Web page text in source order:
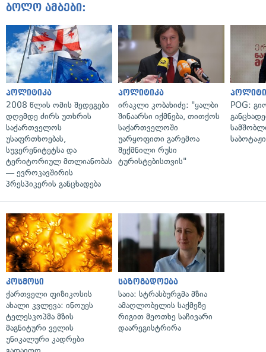
ბოლო ამბები:
პოლიტიკა
2008 წლის ომის შედეგები
დღემდე ძირს უთხრის
საქართველოს
უსაფრთხოებას,
სუვერენიტეტსა და
ტერიტორიულ მთლიანობას
— ევროკავშირის
პრესპიკერის განცხადება
პოლიტიკა
ირაკლი კობახიძე: "ყალბი
შინაარსი იქმნება, თითქოს
საქართველოში
უარყოფითი გარემოა
შექმნილი რუსი
ტურისტებისთვის"
POG:
კოსმოსი
ქართველი ფიზიკოსის
ახალი კვლევა: ინოუეს
ტელესკოპმა მზის
მაგნიტური ველის
უნიკალური კადრები
საზოგადოება
საია: სტრასბურგმა მზია
ამაღლობელის საქმეზე
რიგით მეოთხე საჩივარი
დაარეგისტრირა